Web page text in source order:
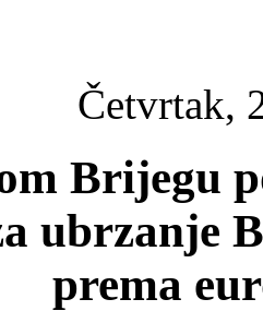
Četvrtak,
Brijegu
ubrzanje
prema